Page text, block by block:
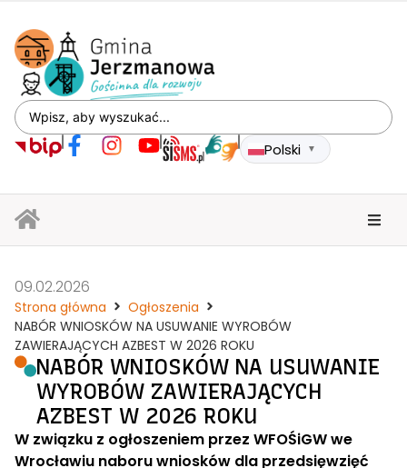
Polski ▼
09.02.2026
Strona główna
Ogłoszenia
NABÓR WNIOSKÓW NA USUWANIE WYROBÓW
ZAWIERAJĄCYCH AZBEST W 2026 ROKU
NABÓR WNIOSKÓW NA USUWANIE
WYROBÓW ZAWIERAJĄCYCH
AZBEST W 2026 ROKU
W związku z ogłoszeniem przez WFOŚiGW we
Wrocławiu naboru wniosków dla przedsięwzięć